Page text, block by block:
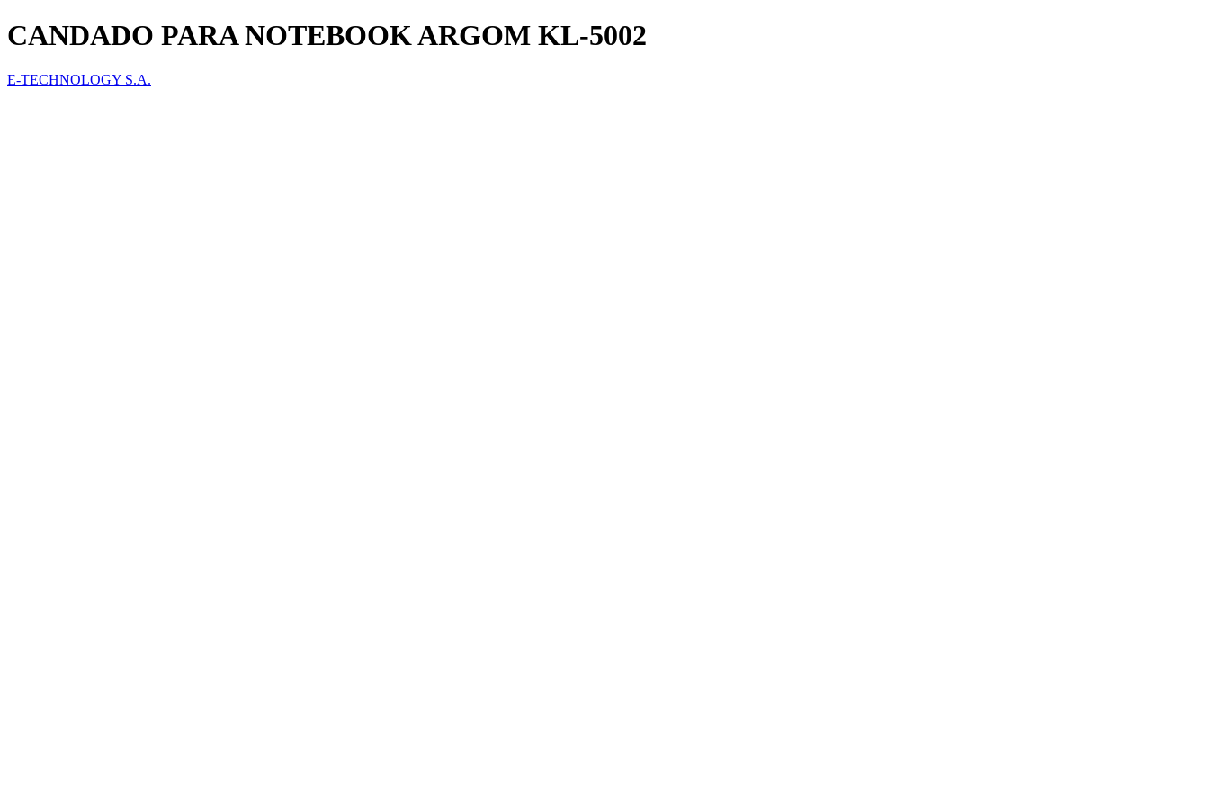
CANDADO PARA NOTEBOOK ARGOM KL-5002
E-TECHNOLOGY S.A.